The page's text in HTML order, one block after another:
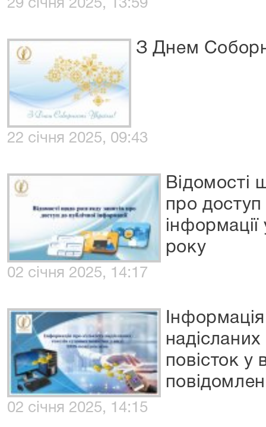
29 січня 2025, 13:59
З Днем
22 січня 2025, 09:43
Відомості
про доступ
року
02 січня 2025, 14:17
повісток у
02 січня 2025, 14:15